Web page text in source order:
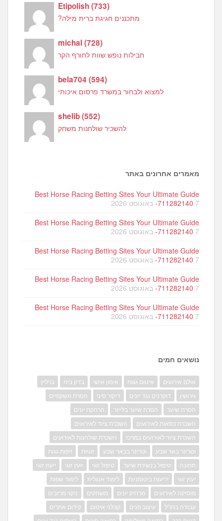
Etipolish(733)
מתכננים חגיגת ברית מילה?
michal(728)
חבילות נופש שוות לחורף הקר
bela704(594)
למצוא ולבחור במשרד פרסום איכותי
shelib(552)
להשכיר שולחנות משחק
מאמרים אחרונים באתר
Best Horse Racing Betting Sites Your Ultimate Guide
-711282140 7 באוגוסט 2026
Best Horse Racing Betting Sites Your Ultimate Guide
-711282140 7 באוגוסט 2026
Best Horse Racing Betting Sites Your Ultimate Guide
-711282140 7 באוגוסט 2026
Best Horse Racing Betting Sites Your Ultimate Guide
-711282140 7 באוגוסט 2026
Best Horse Racing Betting Sites Your Ultimate Guide
-711282140 7 באוגוסט 2026
נושאים חמים
אולם אירועים איטום גגות אימון אישי בדק בית
ברליץ
גירושין
דוקרנים נגד יונים דיקור סיני
הסרת משקפיים
הסרת שיער
הסרת שיער בלייזר
הרחקת יונים
השכרת כסאות לאירועים
השכרת ציוד לאירועים
השכרת ציוד לאירועים במרכז
השכרת שולחנות לאירועים
וטרינר באר שבע
וטרינר בבאר שבע זוגיות
זיפות גגות
חתונה
טיפול בנשירת שיער טיפול זוגי יועץ זוגי
ייעוץ זוגי
יעוץ זוגי
יריעות ביטומניות לימוד אנגלית
לימוד שפות
מוסיקה לאירועים
מרחיק יונים משחקים
ניקוי מרזבים
עבודה בחו"ל
עיצוב פנים קבלני איטום
קידום אתרים